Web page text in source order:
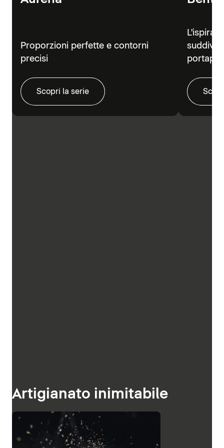
Proporzioni perfette e contorni
precisi
Scopri la serie
Artigianato inimitabile